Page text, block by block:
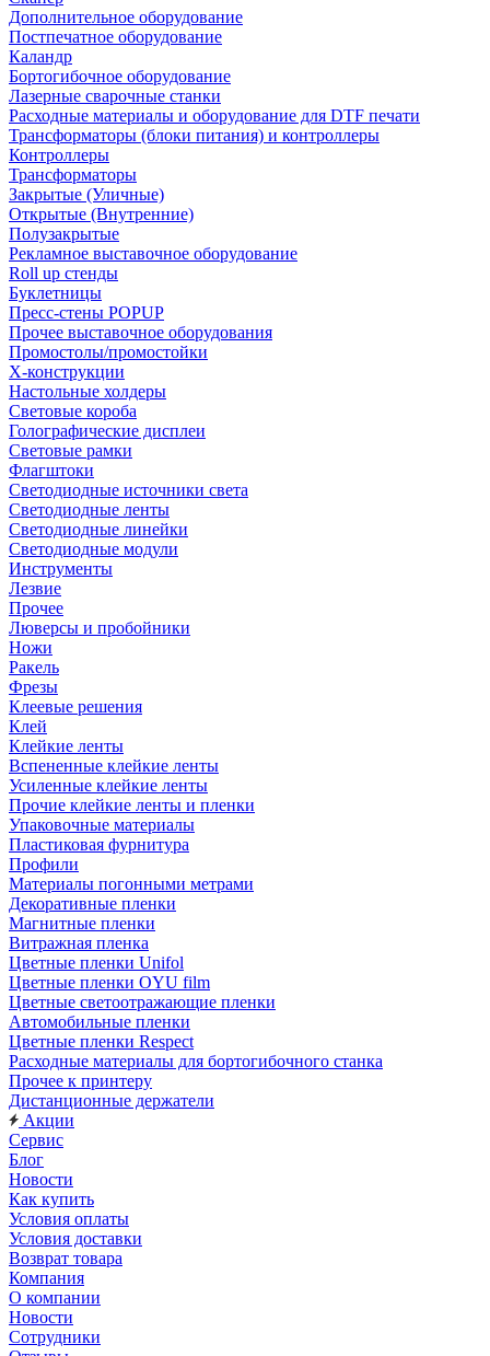
Дополнительное оборудование
Постпечатное оборудование
Каландр
Бортогибочное оборудование
Лазерные сварочные станки
Расходные материалы и оборудование для DTF печати
Трансформаторы (блоки питания) и контроллеры
Контроллеры
Трансформаторы
Закрытые (Уличные)
Открытые (Внутренние)
Полузакрытые
Рекламное выставочное оборудование
Roll up стенды
Буклетницы
Пресс-стены POPUP
Прочее выставочное оборудования
Промостолы/промостойки
Х-конструкции
Настольные холдеры
Световые короба
Голографические дисплеи
Световые рамки
Флагштоки
Светодиодные источники света
Светодиодные ленты
Светодиодные линейки
Светодиодные модули
Инструменты
Лезвие
Прочее
Люверсы и пробойники
Ножи
Ракель
Фрезы
Клеевые решения
Клей
Клейкие ленты
Вспененные клейкие ленты
Усиленные клейкие ленты
Прочие клейкие ленты и пленки
Упаковочные материалы
Пластиковая фурнитура
Профили
Материалы погонными метрами
Декоративные пленки
Магнитные пленки
Витражная пленка
Цветные пленки Unifol
Цветные пленки OYU film
Цветные светоотражающие пленки
Автомобильные пленки
Цветные пленки Respect
Расходные материалы для бортогибочного станка
Прочее к принтеру
Дистанционные держатели
Акции
Сервис
Блог
Новости
Как купить
Условия оплаты
Условия доставки
Возврат товара
Компания
О компании
Новости
Сотрудники